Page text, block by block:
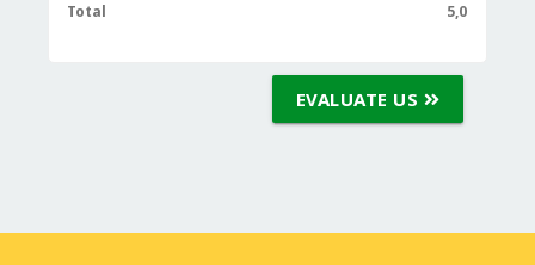
Total
5,0
EVALUATE US